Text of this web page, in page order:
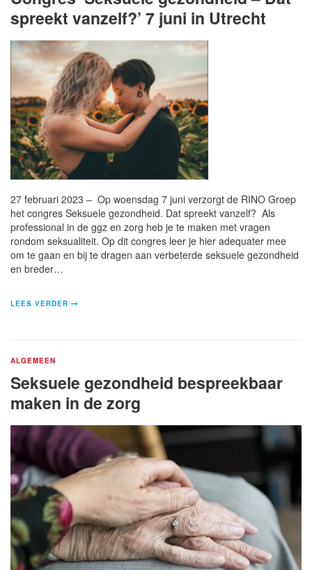
spreekt vanzelf?’ 7 juni in Utrecht
27 februari 2023 – Op woensdag 7 juni verzorgt de RINO Groep
het congres Seksuele gezondheid. Dat spreekt vanzelf? Als
professional in de ggz en zorg heb je te maken met vragen
rondom seksualiteit. Op dit congres leer je hier adequater mee
om te gaan en bij te dragen aan verbeterde seksuele gezondheid
en breder…
LEES VERDER
ALGEMEEN
Seksuele gezondheid bespreekbaar
maken in de zorg